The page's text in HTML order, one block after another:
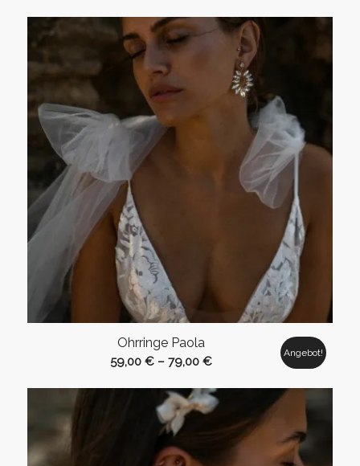
Ohrringe Paola
59,00 €– 79,00 €
Angebot!